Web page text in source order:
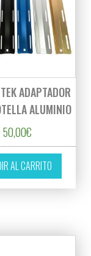
ADAPTADOR
ALUMINIO
50,00€
AL CARRITO